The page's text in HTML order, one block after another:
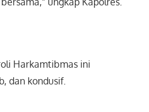
Harkamtibmas ini
dan kondusif.